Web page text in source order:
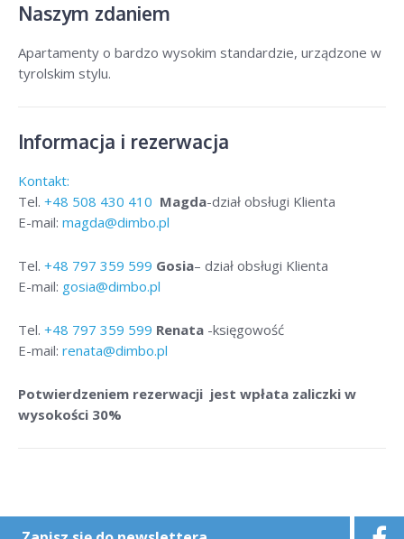
Naszym zdaniem
Apartamenty o bardzo wysokim standardzie, urządzone w
tyrolskim stylu.
Informacja i rezerwacja
Kontakt:
Tel. +48 508 430 410 Magda-dział obsługi Klienta
E-mail: magda@dimbo.pl
Tel. +48 797 359 599 Gosia– dział obsługi Klienta
E-mail: gosia@dimbo.pl
Tel. +48 797 359 599 Renata -księgowość
E-mail: renata@dimbo.pl
Potwierdzeniem rezerwacji jest wpłata zaliczki w
wysokości 30%